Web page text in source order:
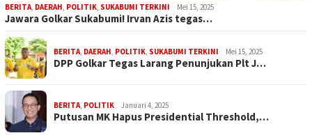
BERITA, DAERAH, POLITIK, SUKABUMI TERKINI Mei 15, 2025
Jawara Golkar Sukabumi! Irvan Azis tegas…
BERITA, DAERAH, POLITIK, SUKABUMI TERKINI Mei 15, 2025
DPP Golkar Tegas Larang Penunjukan Plt J…
BERITA, POLITIK Januari 4, 2025
Putusan MK Hapus Presidential Threshold,…